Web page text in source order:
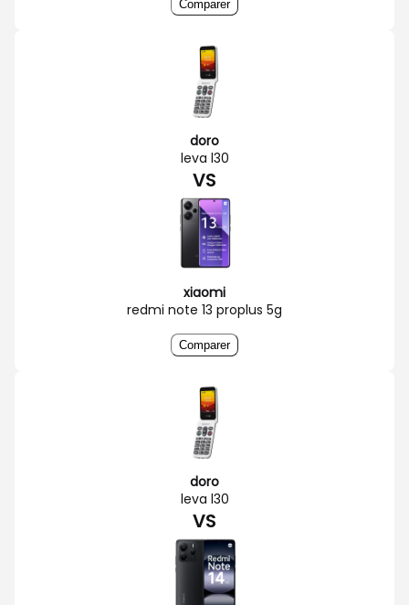
Comparer
doro
leva l30
VS
xiaomi
redmi note 13 proplus 5g
Comparer
doro
leva l30
VS